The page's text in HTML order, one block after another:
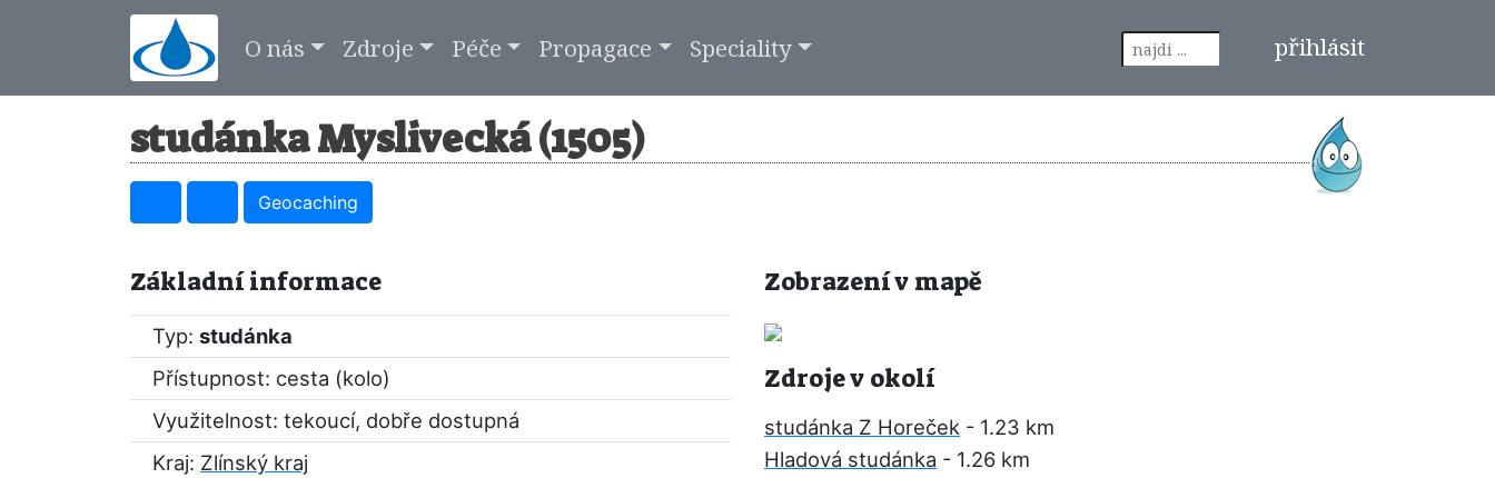
O nás Zdroje Péče Propagace Speciality přihlásit
studánka Myslivecká (1505)
Geocaching
Základní informace
Typ: studánka
Přístupnost: cesta (kolo)
Využitelnost: tekoucí, dobře dostupná
Kraj: Zlínský kraj
Zobrazení v mapě
Zdroje v okolí
studánka Z Horeček - 1.23 km
Hladová studánka - 1.26 km